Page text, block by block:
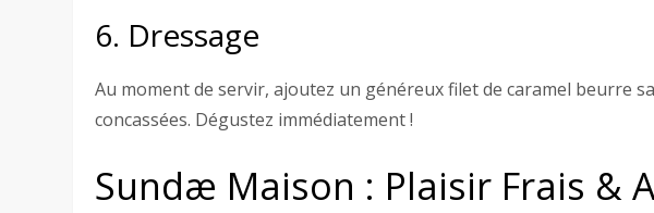
6. Dressage
Au moment de servir, ajoutez un généreux filet de caramel beurre
concassées. Dégustez immédiatement !
Sundæ Maison : Plaisir Frais &